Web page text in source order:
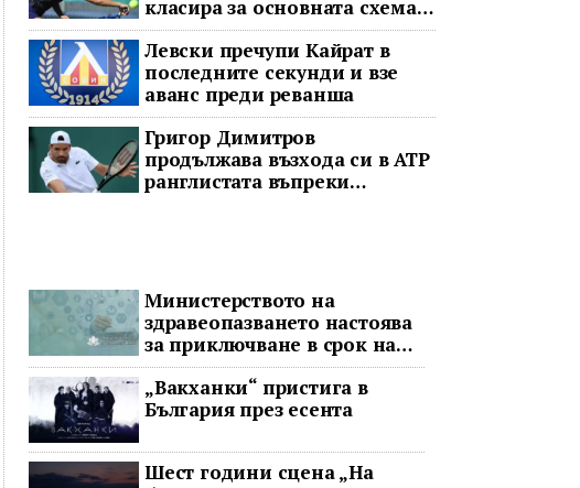
класира за основната схема
във Варшава
Левски пречупи Кайрат в
последните секунди и взе
аванс преди реванша
Григор Димитров
продължава възхода си в ATP
ранглистата въпреки
Министерството на
здравеопазването настоява
за приключване в срок на
два ключови строителни
проекта
„Вакханки“ пристига в
България през есента
Шест години сцена „На